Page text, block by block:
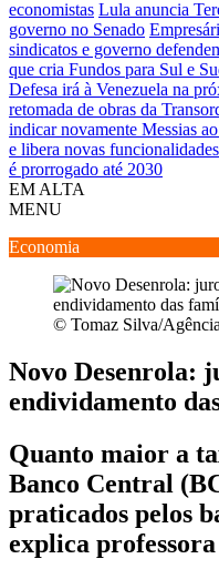
economistas Lula anuncia
governo no Senado
sindicatos e governo
que cria Fundos para Sul e
Defesa irá à Venezuela na
retomada de obras da
indicar novamente Messias
e libera novas funcionalidades
é prorrogado até 2030
EM ALTA
MENU
Economia
© Tomaz Silva/
Novo Desenrola:
endividamento
Quanto maior a
Banco Central
praticados pelos
explica